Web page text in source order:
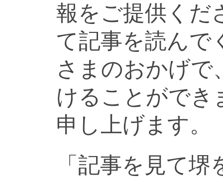
報をご提供くだ
て記事を読んで
さまのおかげで
けることができ
申し上げます。
「記事を見て